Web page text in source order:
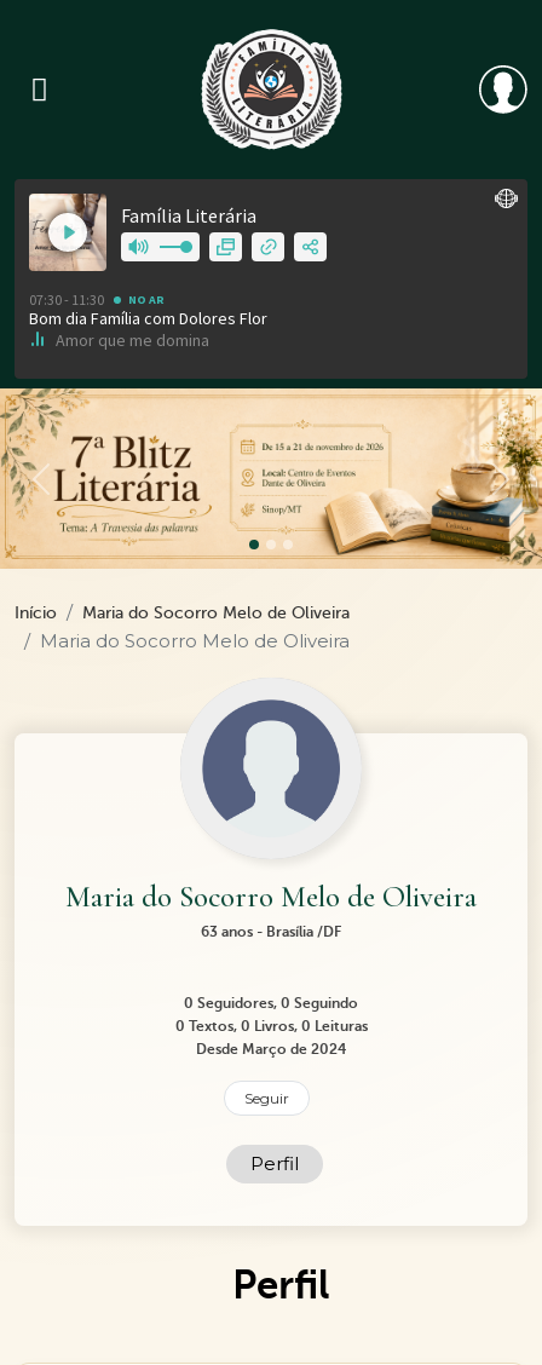
Previous
Início Maria do Socorro Melo de Oliveira
Maria do Socorro Melo de Oliveira
Maria do Socorro Melo de Oliveira
63 anos - Brasília /DF
0 Seguidores, 0 Seguindo
0 Textos, 0 Livros, 0 Leituras
Desde Março de 2024
Seguir
Perfil
Perfil